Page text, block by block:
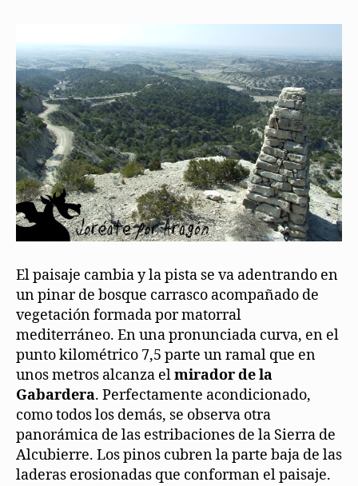
El paisaje cambia y la pista se va adentrando en
un pinar de bosque carrasco acompañado de
vegetación formada por matorral
mediterráneo. En una pronunciada curva, en el
punto kilométrico 7,5 parte un ramal que en
unos metros alcanza elmirador de la
Gabardera. Perfectamente acondicionado,
como todos los demás, se observa otra
panorámica de las estribaciones de la Sierra de
Alcubierre. Los pinos cubren la parte baja de las
laderas erosionadas que conforman el paisaje.